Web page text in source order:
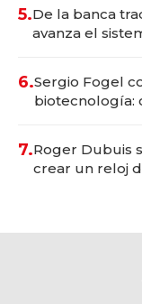
5.De la banca
avanza el
6.Sergio Fogel
biotecnología:
7.Roger Dubuis
crear un reloj